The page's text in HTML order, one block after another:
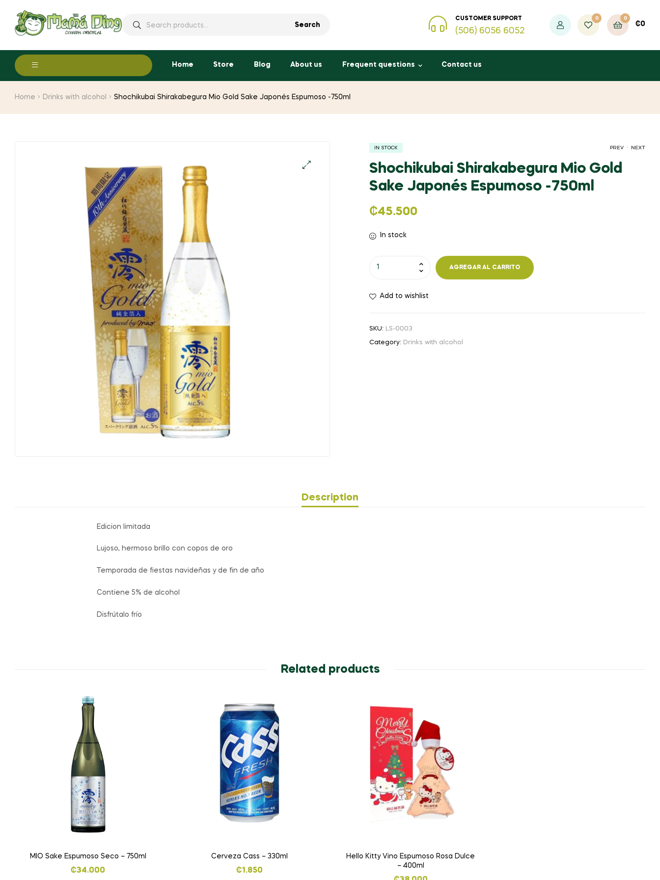
Search
CUSTOMER SUPPORT
(506) 6056 6052
0 0
₡0
Home Store Blog About us Frequent questions Contact us
Home Drinks with alcohol Shochikubai Shirakabegura Mio Gold Sake Japonés Espumoso -750ml
PREV
₡38.000
NEXT
₡1.850
IN STOCK
Shochikubai Shirakabegura Mio Gold
Sake Japonés Espumoso -750ml
₡45.500
In stock
Gold
-750ml
AGREGAR AL CARRITO
Add to wishlist
SKU: LS-0003
Category: Drinks with alcohol
Description
Edicion limitada
Lujoso, hermoso brillo con copos de oro
Temporada de fiestas navideñas y de fin de año
Contiene 5% de alcohol
Disfrútalo frío
Related products
MIO Sake Espumoso Seco – 750ml
₡34.000
Cerveza Cass – 330ml
₡1.850
Hello Kitty Vino Espumoso Rosa Dulce
– 400ml